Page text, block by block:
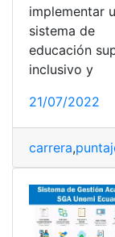
implementar
sistema de
educación
inclusivo y
21/07/2022
carrera,